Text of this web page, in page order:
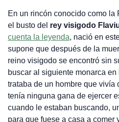
En un rincón conocido como
el busto del rey visigodo
cuenta la leyenda, nació en
supone que después de la
reino visigodo se encontró sin
buscar al siguiente monarca
trataba de un hombre que vivía
tenía ninguna gana de ejercer
cuando le estaban buscando,
para que fuese a casa a comer